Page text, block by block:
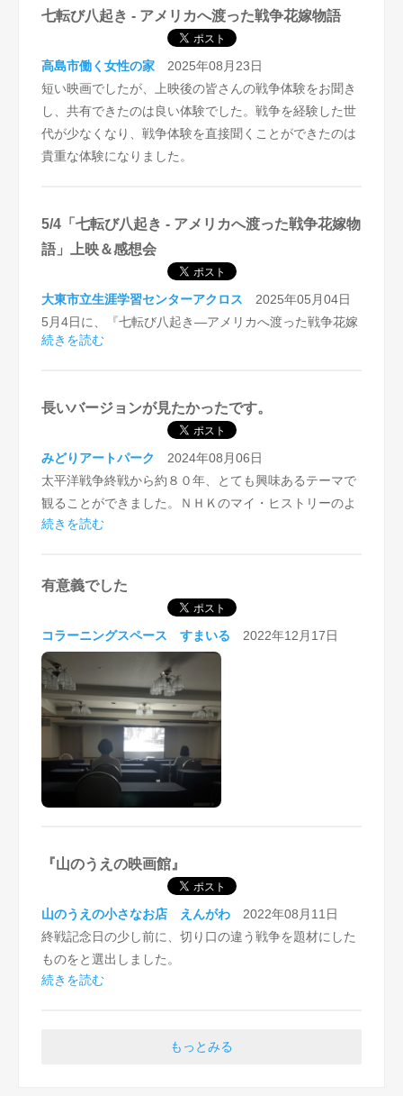
七転び八起き - アメリカへ渡った戦争花嫁物語
高島市働く女性の家 2025年08月23日
短い映画でしたが、上映後の皆さんの戦争体験をお聞き
し、共有できたのは良い体験でした。戦争を経験した世
代が少なくなり、戦争体験を直接聞くことができたのは
貴重な体験になりました。
5/4「七転び八起き - アメリカへ渡った戦争花嫁物
語」上映＆感想会
大東市立生涯学習センターアクロス 2025年05月04日
5月4日に、『七転び八起き―アメリカへ渡った戦争花嫁
物語』の上映会を開催いたしました。
の映画について深く語り合いました。
感想会では、以下のようなご意見がございました。
・戦争という背景を持ちながら異文化へ嫁いだ女性の、
映画には描かれていない苦労もあったのではないかと感
じさせられた。
・「政府が戦っただけ」という言葉に胸を打たれた。
・日本のテレビ番組を見られていたのに、日常会話は英
語だった。日本語を話す機会がないかとと思うと、悲し
い気持ちがした。
また、上映後の感想会自体についても、ご参加者の方々
から以下のようなご感想をいただきました。
・様々な立場の方の意見を聞くことができ、大変学びに
なった。
・普段、限られた人間関係の中でしか会話をしないた
た後の率直なご意見やご感想を共有する貴重な機会とし
て、感想会を実施する予定です。
続きを読む
長いバージョンが見たかったです。
みどりアートパーク
2024年08月06日
太平洋戦争終戦から約８０年、とても興味あるテーマで
観ることができました。ＮＨＫのマイ・ヒストリーのよ
うで。作りもとても丁寧だったのですが、３人のお母様
という声・感想が多かったです。（この映画はクラウド
ファンディングで作られ、もともと５～10分のショート
ムービーとして企画されたとのことでしたが、、、）戦
中から戦後にかけの日本の再生・復興の物語をリアルに
経験なさっている方々の高齢化が進んでいます。その貴
重な証言を令和に生きる方々に語り継ぎ、平和な日本、
ひいては世界の平和形成の礎としてほしいとです。続
編、もしくはそれに類した企画を期待しています。
続きを読む
有意義でした
コラーニングスペース すまいる 2022年12月17日
『山のうえの映画館』
山のうえの小さなお店 えんがわ 2022年08月11日
終戦記念日の少し前に、切り口の違う戦争を題材にした
ものをと選出しました。
国内戦争体験者の高齢化に伴い、実際に講演を聴くこと
続きを読む
もっとみる